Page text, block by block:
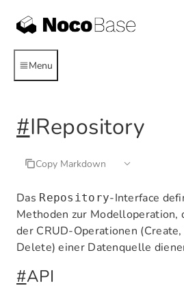
Menu
#IRepository
Copy Markdown
Das Repository-Interface
Methoden zur Modelloperation,
der CRUD-Operationen
Delete) einer Datenquelle
#API